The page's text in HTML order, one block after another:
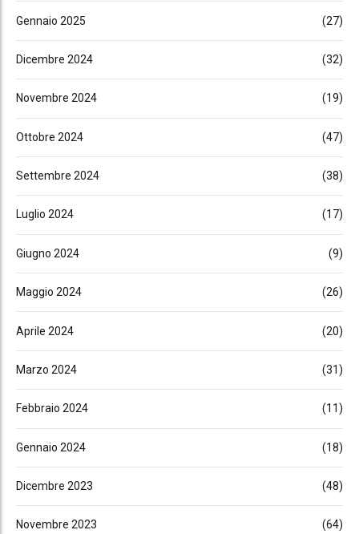
Gennaio 2025 (27)
Dicembre 2024 (32)
Novembre 2024 (19)
Ottobre 2024 (47)
Settembre 2024 (38)
Luglio 2024 (17)
Giugno 2024 (9)
Maggio 2024 (26)
Aprile 2024 (20)
Marzo 2024 (31)
Febbraio 2024 (11)
Gennaio 2024 (18)
Dicembre 2023 (48)
Novembre 2023 (64)